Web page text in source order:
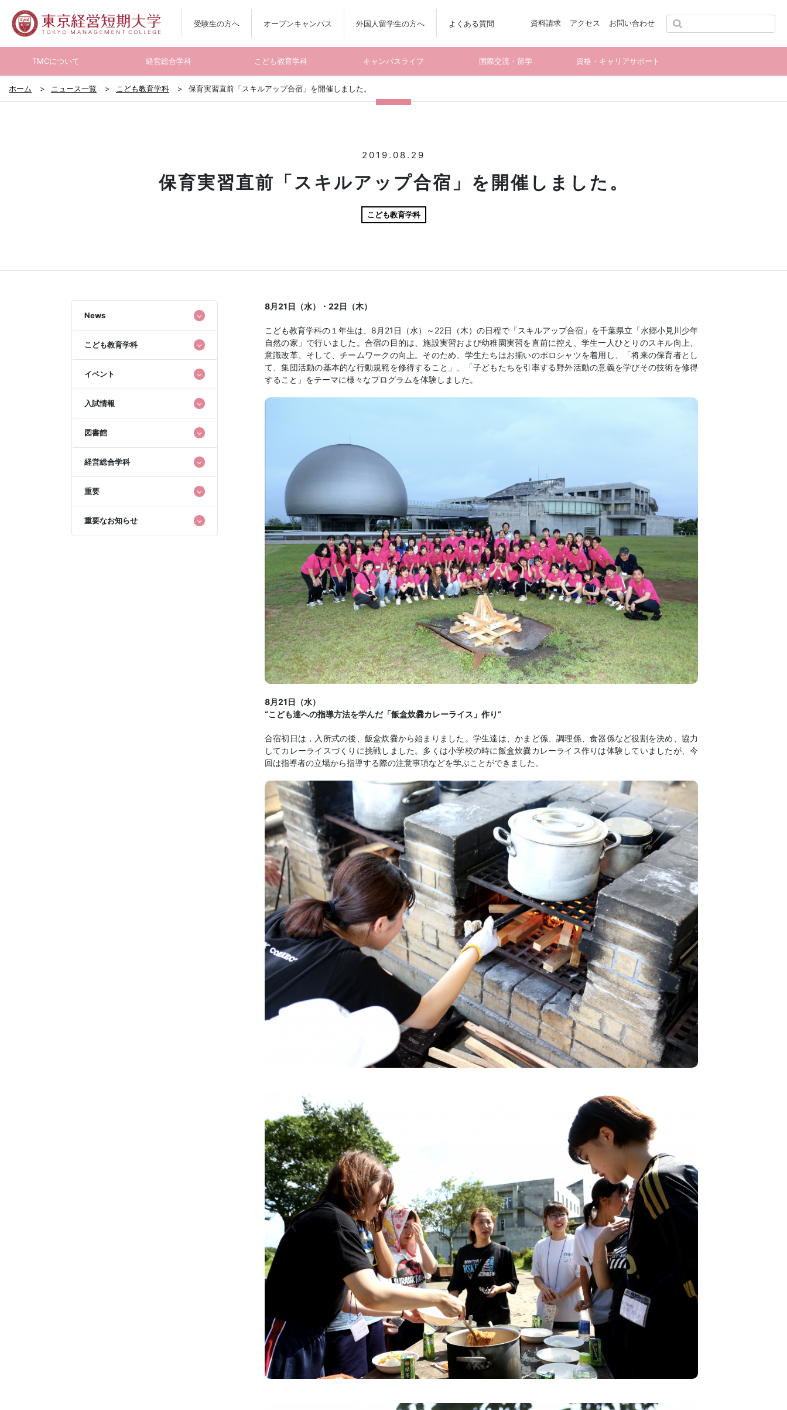
受験生の方へ オープンキャンパス 外国人留学生の方へ よくある質問 資料請求 アクセス お問い合わせ
TMCについて 経営総合学科 こども教育学科 キャンパスライフ 国際交流・留学 資格・キャリアサポート
ホーム ニュース一覧 こども教育学科 保育実習直前「スキルアップ合宿」を開催しました。
2019.08.29
保育実習直前「スキルアップ合宿」を開催しました。
こども教育学科
News
こども教育学科
イベント
入試情報
図書館
経営総合学科
重要
重要なお知らせ
8月21日（水）・22日（木）
こども教育学科の１年生は、8月21日（水）～22日（木）の日程で「スキルアップ合宿」を千葉県立「水郷小見川少年
自然の家」で行いました。合宿の目的は、施設実習および幼稚園実習を直前に控え、学生一人ひとりのスキル向上、
意識改革、そして、チームワークの向上。そのため、学生たちはお揃いのポロシャツを着用し、「将来の保育者とし
て、集団活動の基本的な行動規範を修得すること」、「子どもたちを引率する野外活動の意義を学びその技術を修得
すること」をテーマに様々なプログラムを体験しました。
8月21日（水）
“こども達への指導方法を学んだ「飯盒炊爨カレーライス」作り”
合宿初日は，入所式の後、飯盒炊爨から始まりました。学生達は、かまど係、調理係、食器係など役割を決め、協力
してカレーライスづくりに挑戦しました。多くは小学校の時に飯盒炊爨カレーライス作りは体験していましたが、今
回は指導者の立場から指導する際の注意事項などを学ぶことができました。